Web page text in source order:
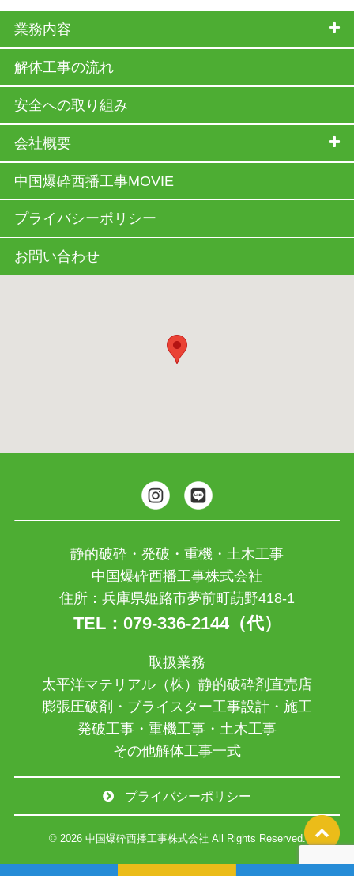
業務内容
解体工事の流れ
安全への取り組み
会社概要
中国爆砕西播工事MOVIE
プライバシーポリシー
お問い合わせ
静的破砕・発破・重機・土木工事
中国爆砕西播工事株式会社
住所：兵庫県姫路市夢前町莇野418-1
TEL：079-336-2144（代）
取扱業務
太平洋マテリアル（株）静的破砕剤直売店
膨張圧破剤・ブライスター工事設計・施工
発破工事・重機工事・土木工事
その他解体工事一式
プライバシーポリシー
© 2026 中国爆砕西播工事株式会社 All Rights Reserved.